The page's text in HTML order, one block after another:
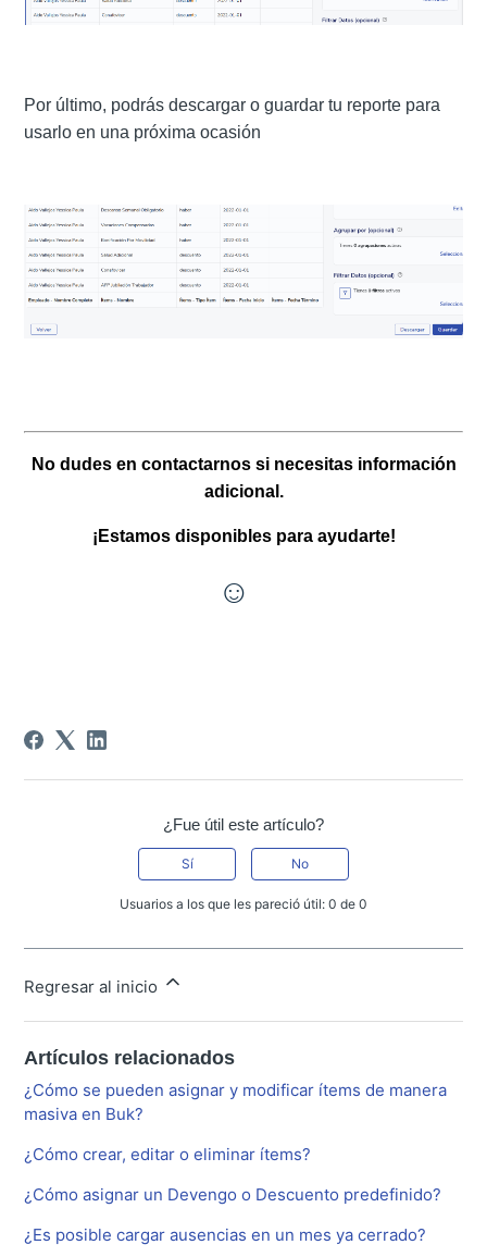
Por último, podrás descargar o guardar tu reporte para
usarlo en una próxima ocasión
No dudes en contactarnos si necesitas información
adicional.
¡Estamos disponibles para ayudarte!
☺
¿Fue útil este artículo?
Sí No
Usuarios a los que les pareció útil: 0 de 0
Regresar al inicio
Artículos relacionados
¿Cómo se pueden asignar y modificar ítems de manera
masiva en Buk?
¿Cómo crear, editar o eliminar ítems?
¿Cómo asignar un Devengo o Descuento predefinido?
¿Es posible cargar ausencias en un mes ya cerrado?